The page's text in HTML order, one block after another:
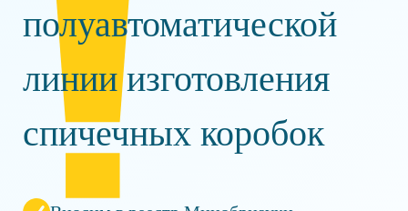
полуавтоматической
линии изготовления
спичечных коробок